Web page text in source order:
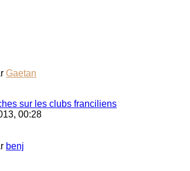
Gaetan
sur les clubs franciliens
00:28
benj